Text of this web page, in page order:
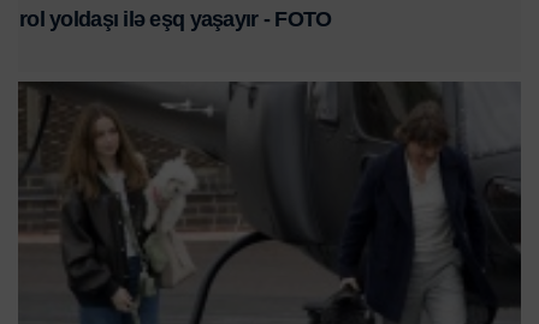
rol yoldaşı ilə eşq yaşayır - FOTO